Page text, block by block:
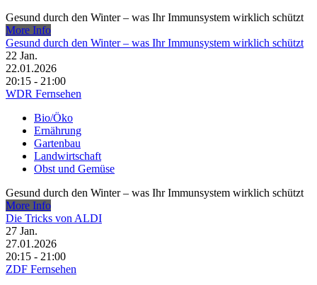
Gesund durch den Winter – was Ihr Immunsystem wirklich schützt
More Info
Gesund durch den Winter – was Ihr Immunsystem wirklich schützt
22 Jan.
22.01.2026
20:15 - 21:00
WDR Fernsehen
Bio/Öko
Ernährung
Gartenbau
Landwirtschaft
Obst und Gemüse
Gesund durch den Winter – was Ihr Immunsystem wirklich schützt
More Info
Die Tricks von ALDI
27 Jan.
27.01.2026
20:15 - 21:00
ZDF Fernsehen